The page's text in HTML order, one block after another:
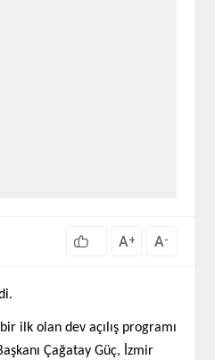
A+ A-
ilk olan dev açılış programı
Çağatay Güç, İzmir